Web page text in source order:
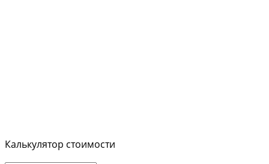
Калькулятор стоимости